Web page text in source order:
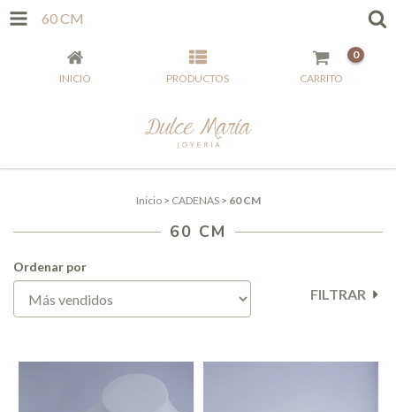
60 CM
INICIO PRODUCTOS CARRITO
0
Inicio > CADENAS > 60 CM
60 CM
Ordenar por
FILTRAR